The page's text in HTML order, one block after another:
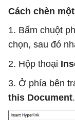
Cách chèn
1. Bấm chuột
chọn, sau đó
2. Hộp thoại
3. Ở phía bên
this Document.